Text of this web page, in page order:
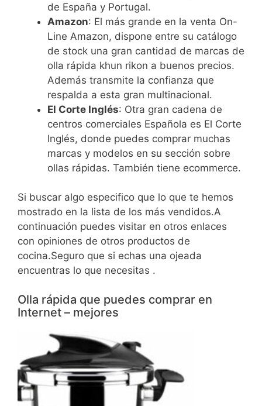
de España y Portugal.
Amazon: El más grande en la venta On-
Line Amazon, dispone entre su catálogo
de stock una gran cantidad de marcas de
olla rápida khun rikon a buenos precios.
Además transmite la confianza que
respalda a esta gran multinacional.
El Corte Inglés: Otra gran cadena de
centros comerciales Española es El Corte
Inglés, donde puedes comprar muchas
marcas y modelos en su sección sobre
ollas rápidas. También tiene ecommerce.
Si buscar algo especifico que lo que te hemos
mostrado en la lista de los más vendidos.A
continuación puedes visitar en otros enlaces
con opiniones de otros productos de
cocina.Seguro que si echas una ojeada
encuentras lo que necesitas .
Olla rápida que puedes comprar en
Internet – mejores